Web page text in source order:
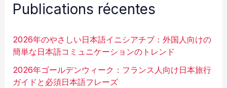
Publications récentes
2026年のやさしい日本語イニシアチブ：外国人向けの
簡単な日本語コミュニケーションのトレンド
2026年ゴールデンウィーク：フランス人向け日本旅行
ガイドと必須日本語フレーズ